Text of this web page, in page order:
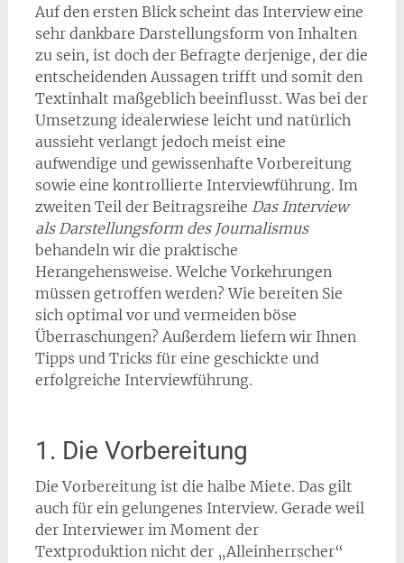
Auf den ersten Blick scheint das Interview eine
sehr dankbare Darstellungsform von Inhalten
zu sein, ist doch der Befragte derjenige, der die
entscheidenden Aussagen trifft und somit den
Textinhalt maßgeblich beeinflusst. Was bei der
Umsetzung idealerwiese leicht und natürlich
aussieht verlangt jedoch meist eine
aufwendige und gewissenhafte Vorbereitung
sowie eine kontrollierte Interviewführung. Im
zweiten Teil der Beitragsreihe Das Interview
als Darstellungsform des Journalismus
behandeln wir die praktische
Herangehensweise. Welche Vorkehrungen
müssen getroffen werden? Wie bereiten Sie
sich optimal vor und vermeiden böse
Überraschungen? Außerdem liefern wir Ihnen
Tipps und Tricks für eine geschickte und
erfolgreiche Interviewführung.
1. Die Vorbereitung
Die Vorbereitung ist die halbe Miete. Das gilt
auch für ein gelungenes Interview. Gerade weil
der Interviewer im Moment der
Textproduktion nicht der „Alleinherrscher“